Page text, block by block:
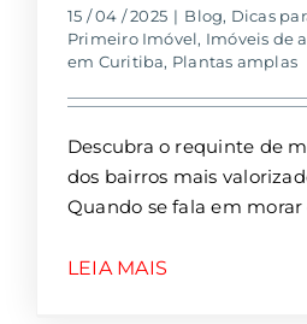
15 / 04 / 2025 | Blog, Dicas
Primeiro Imóvel, Imóveis de
em Curitiba, Plantas amplas
Descubra o requinte de
dos bairros mais
Quando se fala em
LEIA MAIS